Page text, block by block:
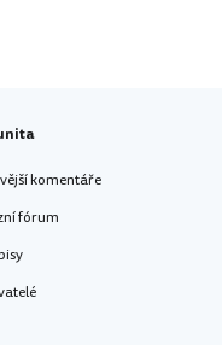
komentáře
fórum